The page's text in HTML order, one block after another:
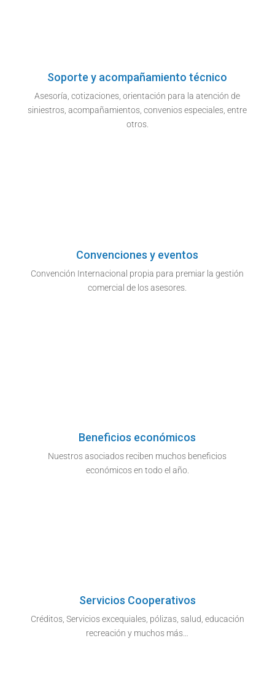
Soporte y acompañamiento técnico
Asesoría, cotizaciones, orientación para la atención de
siniestros, acompañamientos, convenios especiales, entre
otros.
Convenciones y eventos
Convención Internacional propia para premiar la gestión
comercial de los asesores.
Beneficios económicos
Nuestros asociados reciben muchos beneficios
económicos en todo el año.
Servicios Cooperativos
Créditos, Servicios excequiales, pólizas, salud, educación
recreación y muchos más…